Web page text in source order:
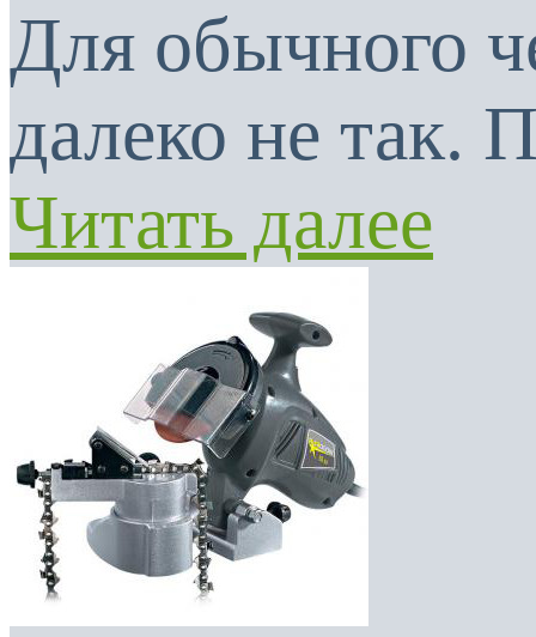
Для обычного
далеко не так.
Читать далее